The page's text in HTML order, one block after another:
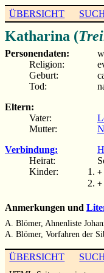
ÜBERSICHT
Katharina (
Personendaten:
Religion:
Geburt:
Tod:
Eltern:
Vater:
Mutter:
Verbindung:
Heirat:
Kinder:
+
+
Anmerkungen und
A. Blömer, Ahnenliste
A. Blömer, Vorfahren der
ÜBERSICHT